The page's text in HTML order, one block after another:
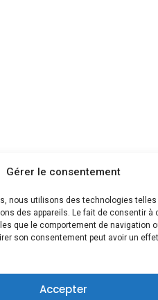
Gérer le consentement
nous utilisons des technologies
des appareils. Le fait de consentir à
que le comportement de navigation
son consentement peut avoir un
Accepter